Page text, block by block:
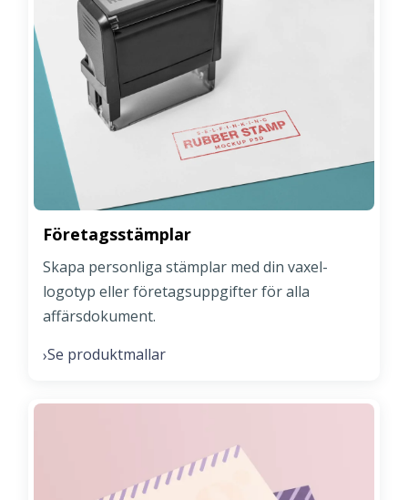
Företagsstämplar
Skapa personliga stämplar med din vaxel-
logotyp eller företagsuppgifter för alla
affärsdokument.
›Se produktmallar